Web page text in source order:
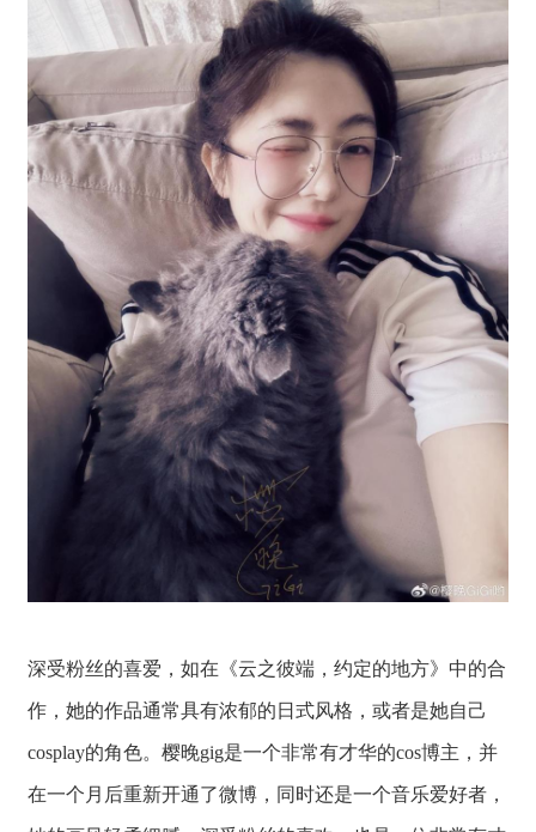
深受粉丝的喜爱，如在《云之彼端，约定的地方》中的合
作，她的作品通常具有浓郁的日式风格，或者是她自己
cosplay的角色。樱晚gig是一个非常有才华的cos博主，并
在一个月后重新开通了微博，同时还是一个音乐爱好者，